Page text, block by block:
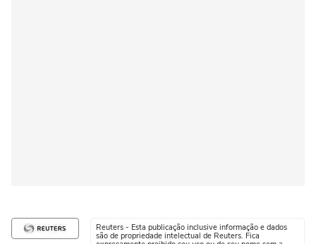
Reuters - Esta publicação inclusive informação e dados
são de propriedade intelectual de Reuters. Fica